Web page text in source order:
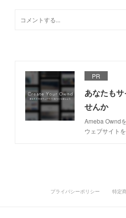
PR
あなたも
せんか
Ameba Ownd
ウェブサイト
プライバシーポリシー 特定